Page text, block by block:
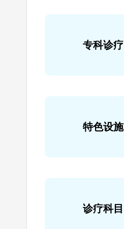
专科诊疗
特色设施
诊疗科目